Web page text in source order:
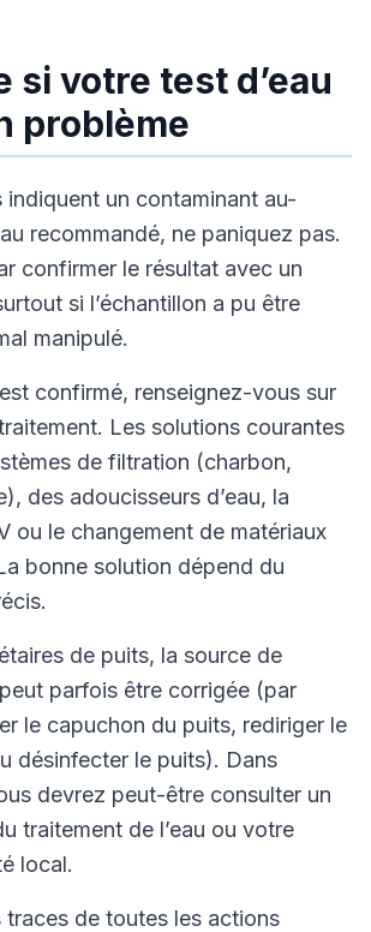
si votre test d’eau
problème
indiquent un contaminant au-
recommandé, ne paniquez pas.
confirmer le résultat avec un
si l’échantillon a pu être
manipulé.
confirmé, renseignez-vous sur
Les solutions courantes
de filtration (charbon,
des adoucisseurs d’eau, la
ou le changement de matériaux
bonne solution dépend du
de puits, la source de
parfois être corrigée (par
le capuchon du puits, rediriger le
désinfecter le puits). Dans
devrez peut-être consulter un
traitement de l’eau ou votre
local.
traces de toutes les actions